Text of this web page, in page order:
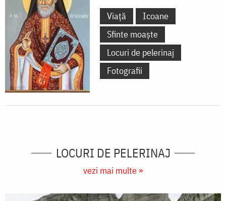
Viață
Icoane
Sfinte moaște
Locuri de pelerinaj
Fotografii
LOCURI DE PELERINAJ
vezi mai multe »